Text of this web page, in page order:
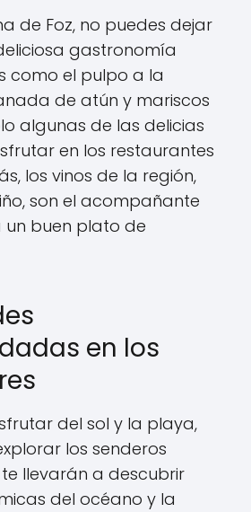
de Foz, no puedes dejar
gastronomía
como el pulpo a la
de atún y mariscos
algunas de las delicias
en los restaurantes
los vinos de la región,
son el acompañante
buen plato de
en los
del sol y la playa,
los senderos
llevarán a descubrir
del océano y la